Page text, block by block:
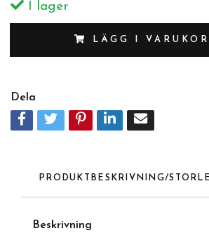
I lager
LÄGG I
Dela
PRODUKTBESKRIVNING/
Beskrivning